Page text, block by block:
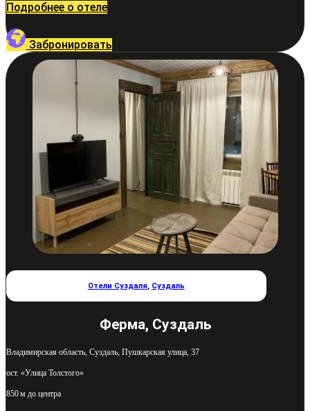
Подробнее о отеле
Забронировать
Отели Суздаля, Суздаль
Ферма, Суздаль
Владимирская область, Суздаль, Пушкарская улица, 37
ост. «Улица Толстого»
850 м до центра